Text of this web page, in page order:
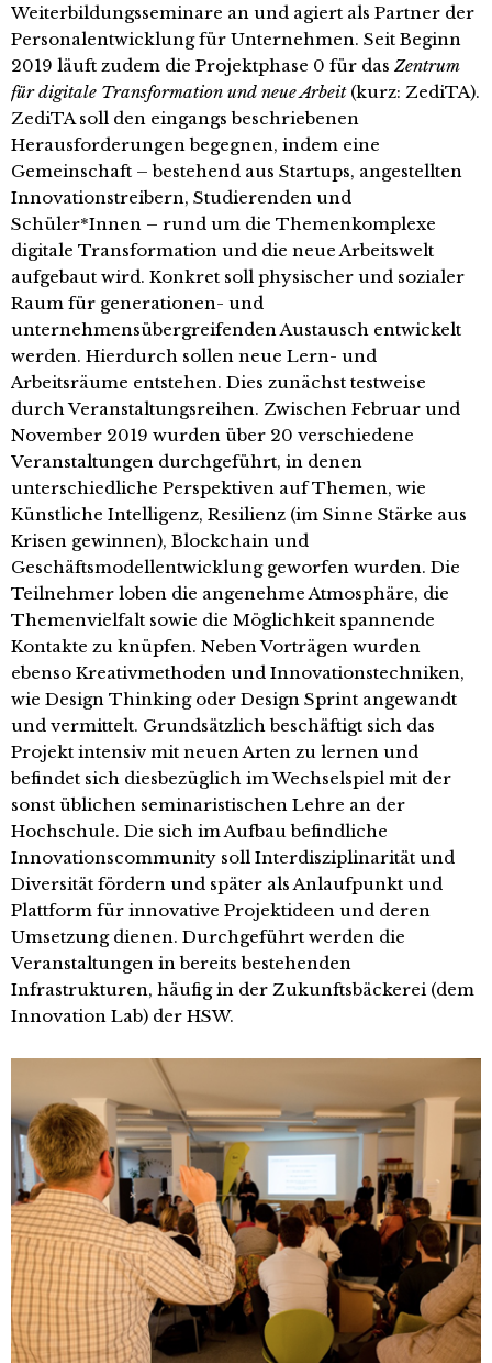
Weiterbildungsseminare an und agiert als Partner der
Personalentwicklung für Unternehmen. Seit Beginn
2019 läuft zudem die Projektphase 0 für das Zentrum
für digitale Transformation und neue Arbeit(kurz: ZediTA).
ZediTA soll den eingangs beschriebenen
Herausforderungen begegnen, indem eine
Gemeinschaft – bestehend aus Startups, angestellten
Innovationstreibern, Studierenden und
Schüler*Innen – rund um die Themenkomplexe
digitale Transformation und die neue Arbeitswelt
aufgebaut wird. Konkret soll physischer und sozialer
Raum für generationen- und
unternehmensübergreifenden Austausch entwickelt
werden. Hierdurch sollen neue Lern- und
Arbeitsräume entstehen. Dies zunächst testweise
durch Veranstaltungsreihen. Zwischen Februar und
November 2019 wurden über 20 verschiedene
Veranstaltungen durchgeführt, in denen
unterschiedliche Perspektiven auf Themen, wie
Künstliche Intelligenz, Resilienz (im Sinne Stärke aus
Krisen gewinnen), Blockchain und
Geschäftsmodellentwicklung geworfen wurden. Die
Teilnehmer loben die angenehme Atmosphäre, die
Themenvielfalt sowie die Möglichkeit spannende
Kontakte zu knüpfen. Neben Vorträgen wurden
ebenso Kreativmethoden und Innovationstechniken,
wie Design Thinking oder Design Sprint angewandt
und vermittelt. Grundsätzlich beschäftigt sich das
Projekt intensiv mit neuen Arten zu lernen und
befindet sich diesbezüglich im Wechselspiel mit der
sonst üblichen seminaristischen Lehre an der
Hochschule. Die sich im Aufbau befindliche
Innovationscommunity soll Interdisziplinarität und
Diversität fördern und später als Anlaufpunkt und
Plattform für innovative Projektideen und deren
Umsetzung dienen. Durchgeführt werden die
Veranstaltungen in bereits bestehenden
Infrastrukturen, häufig in der Zukunftsbäckerei (dem
Innovation Lab) der HSW.